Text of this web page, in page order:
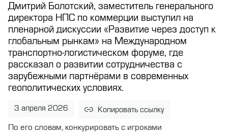
Дмитрий Болотский, заместитель генерального
директора НПС по коммерции выступил на
пленарной дискуссии «Развитие через доступ к
глобальным рынкам» на Международном
транспортно-логистическом форуме, где
рассказал о развитии сотрудничества с
зарубежными партнёрами в современных
геополитических условиях.
3 апреля 2026 Копировать ссылку
По его словам, конкурировать с игроками